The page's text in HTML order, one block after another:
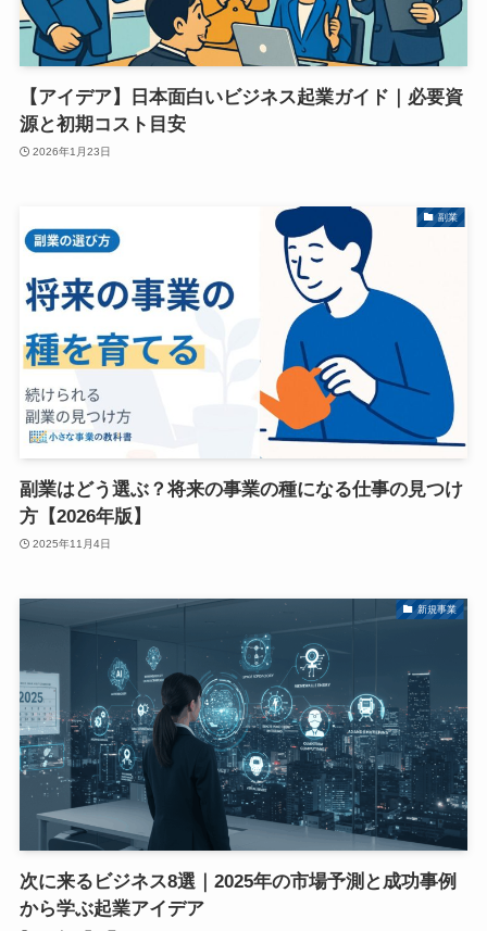
【アイデア】日本面白いビジネス起業ガイド｜必要資
源と初期コスト目安
2026年1月23日
副業
副業はどう選ぶ？将来の事業の種になる仕事の見つけ
方【2026年版】
2025年11月4日
新規事業
次に来るビジネス8選｜2025年の市場予測と成功事例
から学ぶ起業アイデア